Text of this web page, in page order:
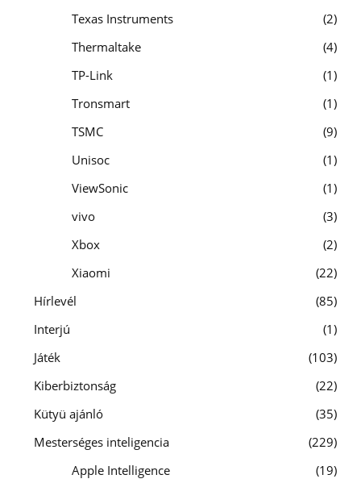
Texas Instruments
2
Thermaltake
4
TP-Link
1
Tronsmart
1
TSMC
9
Unisoc
1
ViewSonic
1
vivo
3
Xbox
2
Xiaomi
22
Hírlevél
85
Interjú
1
Játék
103
Kiberbiztonság
22
Kütyü ajánló
35
Mesterséges inteligencia
229
Apple Intelligence
19